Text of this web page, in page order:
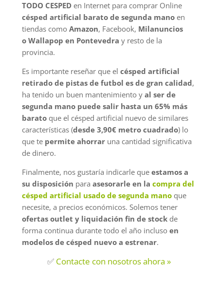
TODO CESPEDen Internet para comprar Online
césped artificial barato de segunda manoen
tiendas como Amazon, Facebook, Milanuncios
o Wallapop en Pontevedra y resto de la
provincia.
Es importante reseñar que el césped artificial
retirado de pistas de futbol es de gran calidad,
ha tenido un buen mantenimiento y al ser de
segunda mano puede salir hasta un 65% más
baratoque el césped artificial nuevo de similares
características (desde 3,90€ metro cuadrado) lo
que te permite ahorraruna cantidad significativa
de dinero.
Finalmente, nos gustaría indicarle que estamos a
su disposición para asesorarle en la compra del
césped artificial usado de segunda manoque
necesite, a precios económicos. Solemos tener
ofertas outlet y liquidación fin de stockde
forma continua durante todo el año incluso en
modelos de césped nuevo a estrenar.
✅ Contacte con nosotros ahora »